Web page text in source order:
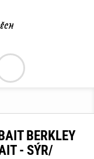
BERKLEY
- SÝR/